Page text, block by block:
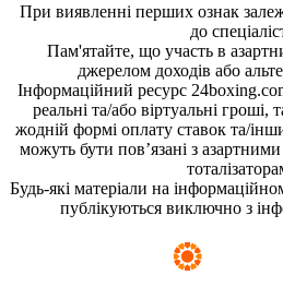
При виявленні перших ознак
до
Пам'ятайте, що участь в
джерелом доходів або
Інформаційний ресурс
реальні та/або віртуальні
жодній формі оплату ставок та/
можуть бути пов’язані з
Будь-які матеріали на
публікуються виключно з